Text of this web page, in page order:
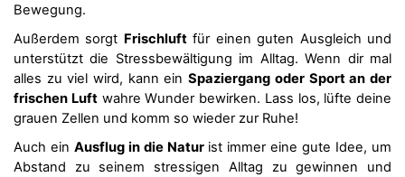
Bewegung.
Außerdem sorgt Frischluftfür einen guten Ausgleich und
unterstützt die Stressbewältigung im Alltag. Wenn dir mal
alles zu viel wird, kann einSpaziergang oder Sport an der
frischen Luftwahre Wunder bewirken. Lass los, lüfte deine
grauen Zellen und komm so wieder zur Ruhe!
Auch ein Ausflug in die Naturist immer eine gute Idee, um
Abstand zu seinem stressigen Alltag zu gewinnen und